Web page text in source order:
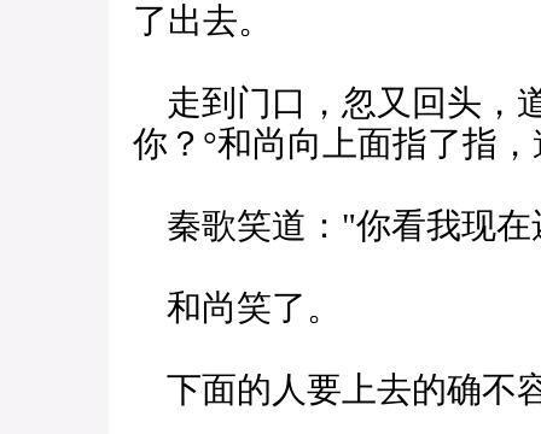
了出去。
走到门口，忽又回头，
你？°和尚向上面指了指
秦歌笑道："你看我现在
和尚笑了。
下面的人要上去的确不